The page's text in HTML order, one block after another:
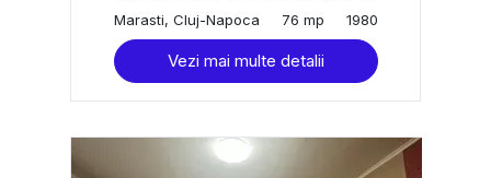
Marasti, Cluj-Napoca
76 mp 1980
Vezi mai multe detalii